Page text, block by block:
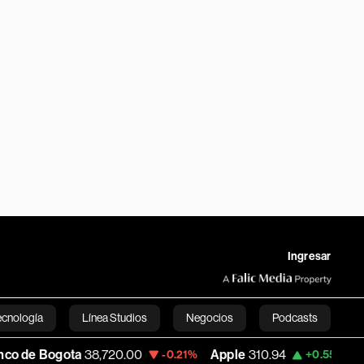
Ingresar
Línea Studios Negocios Podcasts
English
38,720.00 -0.21% Apple 310.94 +0.55% USD COP